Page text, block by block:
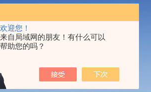
欢迎您！
来自局域网的朋友！有什么可以
帮助您的吗？